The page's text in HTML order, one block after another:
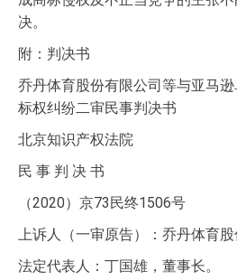
决。
附：判决书
乔丹体育股份有限公司等与亚马
标权纠纷二审民事判决书
北京知识产权法院
民 事 判 决 书
（2020）京73民终1506号
上诉人（一审原告）：乔丹体育
法定代表人：丁国雄，董事长。